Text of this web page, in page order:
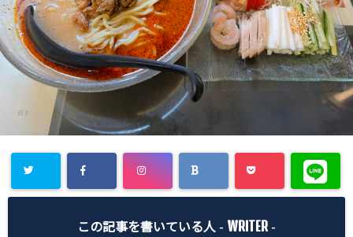
Warning:
この記事を書いている人 - WRITER -